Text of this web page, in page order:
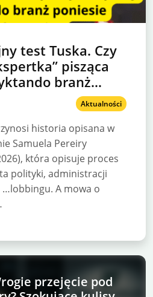
test Tuska. Czy
pisząca
branż
Aktualności
historia opisana w
Samuela Pereiry
która opisuje proces
polityki, administracji
A mowa o
przejęcie pod